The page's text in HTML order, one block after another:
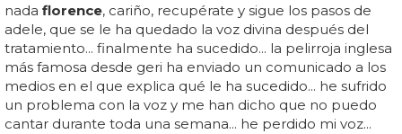
nada florence, cariño, recupérate y sigue los pasos de
adele, que se le ha quedado la voz divina después del
tratamiento... finalmente ha sucedido... la pelirroja inglesa
más famosa desde geri ha enviado un comunicado a los
medios en el que explica qué le ha sucedido... he sufrido
un problema con la voz y me han dicho que no puedo
cantar durante toda una semana... he perdido mi voz...